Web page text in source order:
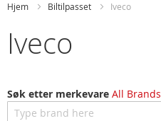
Hjem Biltilpasset Iveco
Iveco
Søk etter merkevare All Brands